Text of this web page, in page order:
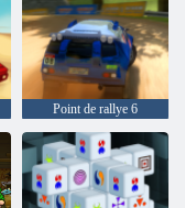
Point de rallye 6